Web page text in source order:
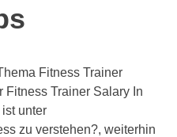
Fitness Trainer
Fitness Trainer Salary In
ist unter
zu verstehen?, weiterhin